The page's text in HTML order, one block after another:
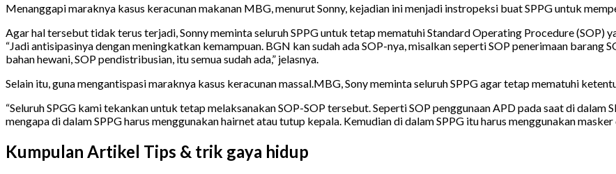
Menanggapi maraknya kasus keracunan makanan MBG, menurut Sonny, kejadian ini menjadi instropeksi buat SPPG untuk
Agar hal tersebut tidak terus terjadi, Sonny meminta seluruh SPPG untuk tetap mematuhi Standard Operating Procedure (SOP)
“Jadi antisipasinya dengan meningkatkan kemampuan. BGN kan sudah ada SOP-nya, misalkan seperti SOP penerimaan barang
bahan hewani, SOP pendistribusian, itu semua sudah ada,” jelasnya.
Selain itu, guna mengantispasi maraknya kasus keracunan massal.MBG, Sony meminta seluruh SPPG agar tetap mematuhi
“Seluruh SPGG kami tekankan untuk tetap melaksanakan SOP-SOP tersebut. Seperti SOP penggunaan APD pada saat di
mengapa di dalam SPPG harus menggunakan hairnet atau tutup kepala. Kemudian di dalam SPPG itu harus menggunakan
Kumpulan Artikel Tips & trik gaya hidup